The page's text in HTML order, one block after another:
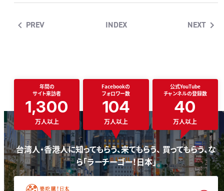
PREV INDEX NEXT
台湾人・香港人に知ってもらう、来てもらう、 買ってもらう、な
ら「ラーチーゴー！日本」
年間の
サイト来訪者
1,300
万人以上
Facebookの
フォロワー数
104
万人以上
公式YouTube
チャンネルの登録数
40
万人以上